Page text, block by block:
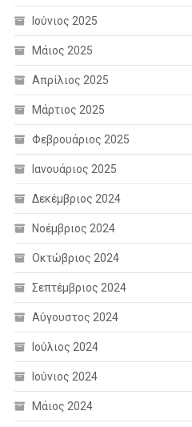
Ιούνιος 2025
Μάιος 2025
Απρίλιος 2025
Μάρτιος 2025
Φεβρουάριος 2025
Ιανουάριος 2025
Δεκέμβριος 2024
Νοέμβριος 2024
Οκτώβριος 2024
Σεπτέμβριος 2024
Αύγουστος 2024
Ιούλιος 2024
Ιούνιος 2024
Μάιος 2024